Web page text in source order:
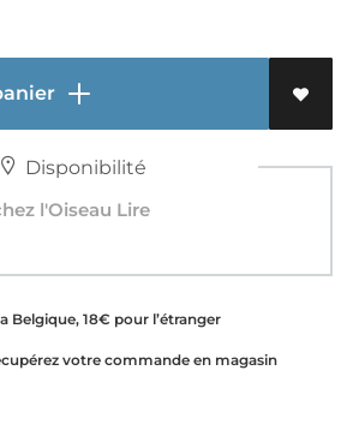
Disponibilité
l'Oiseau Lire
Belgique, 18€ pour l’étranger
votre commande en magasin